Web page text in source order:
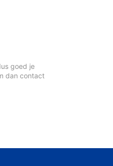
goed je
dan contact